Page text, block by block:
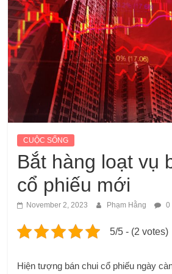
CUỘC SỐNG
Bắt hàng loạt vụ
cổ phiếu mới
November 2, 2023 Phạm Hằng 0
5/5 - (2 votes)
Hiện tượng bán chui cổ phiếu ngày